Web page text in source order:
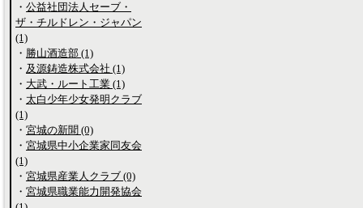
・ 公益社団法人セーブ・
ザ・チルドレン・ジャパン
(1)
・ 勝山酒造部 (1)
・ 及源鋳造株式会社 (1)
・ 大武・ルート工業 (1)
・ 太白少年少女発明クラブ
(1)
・ 宮城の新聞 (0)
・ 宮城県中小企業家同友会
(1)
・ 宮城県産業人クラブ (0)
・ 宮城県職業能力開発協会